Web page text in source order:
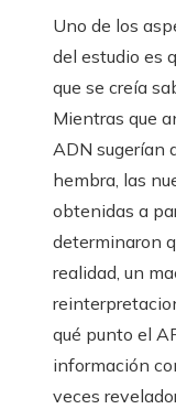
Uno de los
del estudio es
que se creía
Mientras que
ADN sugerían
hembra, las
obtenidas a
determinaron
realidad, un
qué punto el
información
veces